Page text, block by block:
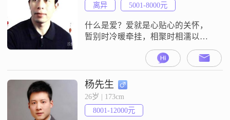
离异
5001-8000元
什么是爱？爱就是心贴心的关怀，
暂别时冷暖牵挂，相聚时相濡以
沫。执子之手，与子偕老，温暖一
生…爱的最高境界：“问世间情为何
物，直教人生死相许”……几曾人
去，几度秋深淋夜雨，何日君来，
何日心花为子开？工作之余，运动
和健身是我的最爱，强健的身体让
我精力充沛，充满自信。从不吸
杨先生
26岁 | 173cm
8001-12000元